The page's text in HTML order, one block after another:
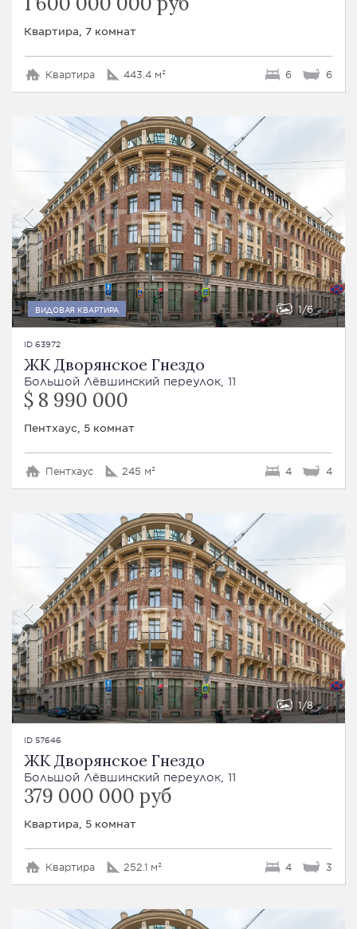
Квартира, 7 комнат
Квартира 443.4 м² 6 6
ВИДОВАЯ КВАРТИРА 1 6
ID 63972
ЖК Дворянское Гнездо
Большой Лёвшинский переулок, 11
$ 8 990 000
Пентхаус, 5 комнат
Пентхаус 245 м² 4 4
1 8
ID 57646
ЖК Дворянское Гнездо
Большой Лёвшинский переулок, 11
379 000 000 руб
Квартира, 5 комнат
Квартира 252.1 м² 4 3